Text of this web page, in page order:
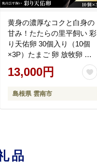
黄身の濃厚なコクと白身の
甘み！たたらの里平飼い 彩
り天佑卵 30個入り（10個
×3P）たまご 卵 放牧卵 平
飼い卵 新鮮 国産 島根県雲
南市/株式会社たなべたたら
[AIDL001]
13,000円
島根県 雲南市
品